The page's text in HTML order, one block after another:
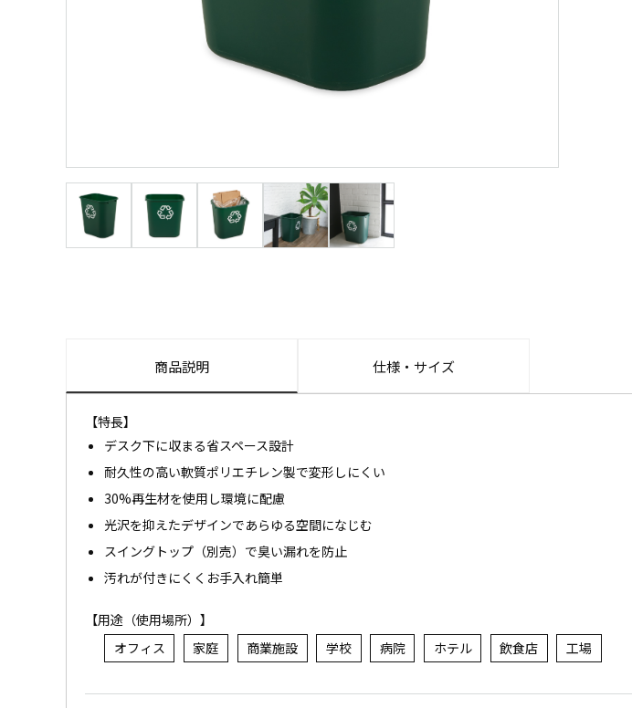
商品説明 仕様・サイズ
【特長】
デスク下に収まる省スペース設計
耐久性の高い軟質ポリエチレン製で変形しにくい
30%再生材を使用し環境に配慮
光沢を抑えたデザインであらゆる空間になじむ
スイングトップ（別売）で臭い漏れを防止
汚れが付きにくくお手入れ簡単
【用途（使用場所）】
オフィス
家庭 商業施設 学校 病院 ホテル 飲食店 工場